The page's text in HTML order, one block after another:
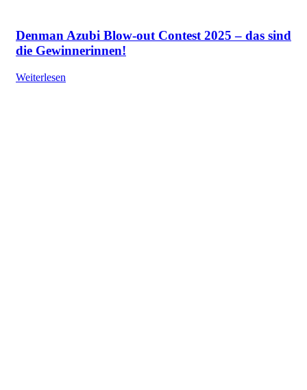
Denman Azubi Blow-out Contest 2025 – das sind
die Gewinnerinnen!
Weiterlesen